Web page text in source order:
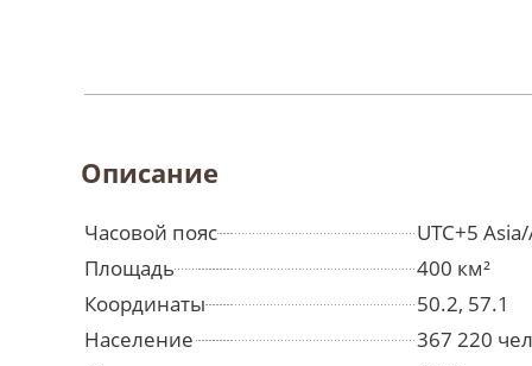
Описание
Часовой пояс
UTC+5
Площадь
400 км²
Координаты
50.2, 57.1
Население
367 220